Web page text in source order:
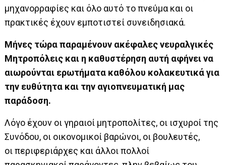
μηχανορραφίες και όλο αυτό το πνεύμα και οι
πρακτικές έχουν εμποτιστεί συνειδησιακά.
Μήνες τώρα παραμένουν ακέφαλες νευραλγικές
Μητροπόλεις και η καθυστέρηση αυτή αφήνει να
αιωρούνται ερωτήματα καθόλου κολακευτικά για
την ευθύτητα και την αγιοπνευματική μας
παράδοση.
Λόγο έχουν οι γηραιοί μητροπολίτες, οι ισχυροί της
Συνόδου, οι οικονομικοί βαρώνοι, οι βουλευτές,
οι περιφεριάρχες και άλλοι πολλοί